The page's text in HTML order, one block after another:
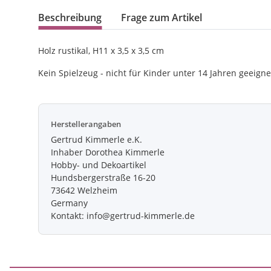
Beschreibung Frage zum Artikel
Holz rustikal, H11 x 3,5 x 3,5 cm
Kein Spielzeug - nicht für Kinder unter 14 Jahren
Herstellerangaben
Gertrud Kimmerle e.K.
Inhaber Dorothea Kimmerle
Hobby- und Dekoartikel
Hundsbergerstraße 16-20
73642 Welzheim
Germany
Kontakt: info@gertrud-kimmerle.de